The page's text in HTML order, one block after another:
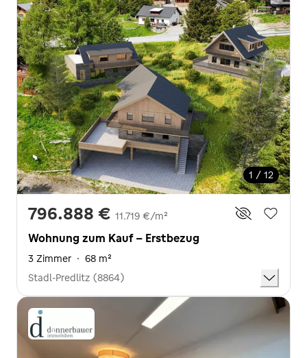
1 / 12
796.888 € 11.719 €/m²
Wohnung zum Kauf - Erstbezug
3 Zimmer · 68 m²
Stadl-Predlitz (8864)